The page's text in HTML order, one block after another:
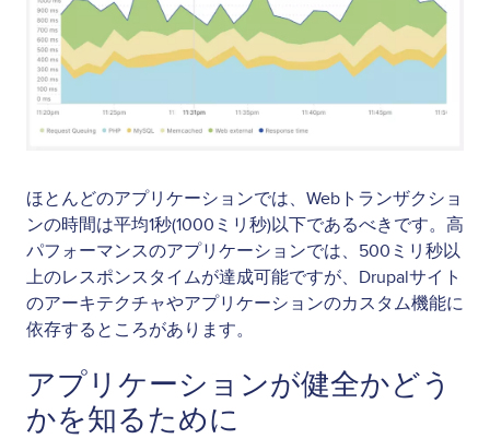
ほとんどのアプリケーションでは、Webトランザクショ
ンの時間は平均1秒(1000ミリ秒)以下であるべきです。高
パフォーマンスのアプリケーションでは、500ミリ秒以
上のレスポンスタイムが達成可能ですが、Drupalサイト
のアーキテクチャやアプリケーションのカスタム機能に
依存するところがあります。
アプリケーションが健全かどう
かを知るために